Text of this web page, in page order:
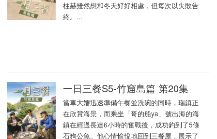
柱赫雖然想和冬天好好相處，但每次以失敗告
終。...
一日三餐S5-竹窟島篇 第20集
當車大嬸迅速準備午餐並洗碗的同時，瑞鎮正
在欣賞海景，而乘坐「哥的船ya」號出海的海
鎮在經過長達6小時的奮戰後，成功釣到了5條
石狗公魚。他心情愉悅地回到三餐屋，展示了